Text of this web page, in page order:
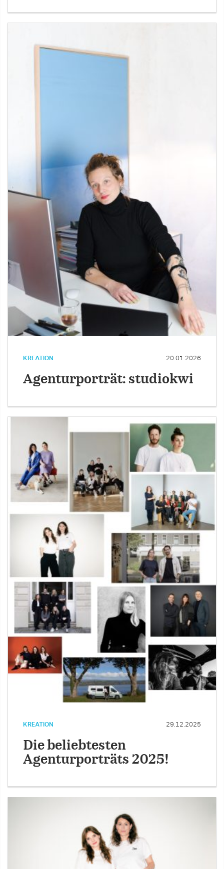
KREATION 20.01.2026
Agenturporträt: studiokwi
KREATION 29.12.2025
Die beliebtesten
Agenturporträts 2025!